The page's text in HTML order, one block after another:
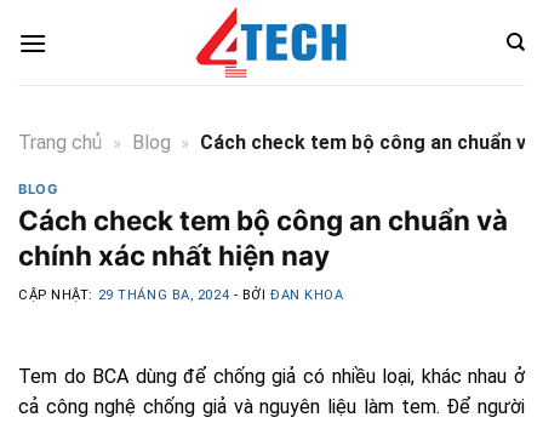
Trang chủ » Blog » Cách check tem bộ công an chuẩn
BLOG
Cách check tem bộ công an chuẩn và
chính xác nhất hiện nay
CẬP NHẬT: 29 THÁNG BA, 2024 - BỞIĐAN KHOA
Tem do BCA dùng để chống giả có nhiều loại, khác nhau ở
cả công nghệ chống giả và nguyên liệu làm tem. Để người